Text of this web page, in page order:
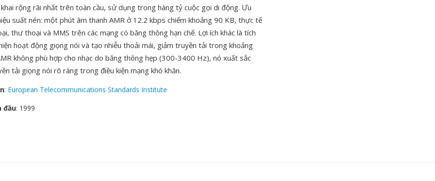
rộng rãi nhất trên toàn cầu, sử dụng trong hàng tỷ cuộc gọi di động. Ưu
suất nén: một phút âm thanh AMR ở 12.2 kbps chiếm khoảng 90 KB, thực tế
thư thoại và MMS trên các mạng có băng thông hạn chế. Lợi ích khác là tích
hoạt động giọng nói và tạo nhiễu thoải mái, giảm truyền tải trong khoảng
không phù hợp cho nhạc do băng thông hẹp (300-3400 Hz), nó xuất sắc
tải giọng nói rõ ràng trong điều kiện mạng khó khăn.
: European Telecommunications Standards Institute
đầu: 1999